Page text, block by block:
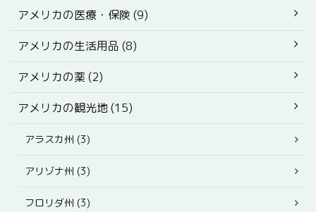
アメリカの医療・保険 (9)
アメリカの生活用品 (8)
アメリカの薬 (2)
アメリカの観光地 (15)
アラスカ州 (3)
アリゾナ州 (3)
フロリダ州 (3)